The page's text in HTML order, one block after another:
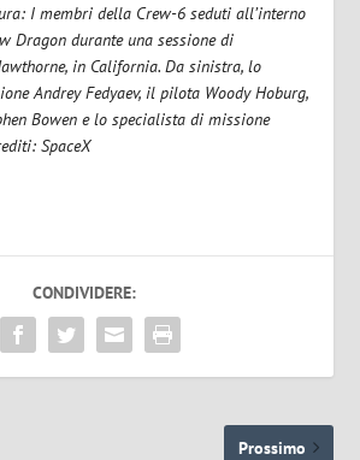
I membri della Crew-6 seduti all’interno
Dragon durante una sessione di
in California. Da sinistra, lo
Andrey Fedyaev, il pilota Woody Hoburg,
Bowen e lo specialista di missione
SpaceX
CONDIVIDERE:
Prossimo